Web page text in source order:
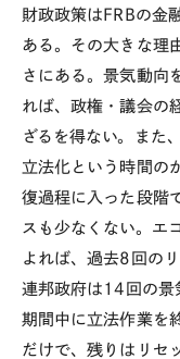
財政政策はFRBの金
ある。その大きな理
さにある。景気動向
れば、政権・議会の
ざるを得ない。また
立法化という時間の
復過程に入った段階
スも少なくない。エ
よれば、過去8回の
連邦政府は14回の景
期間中に立法作業を
だけで、残りはリセ